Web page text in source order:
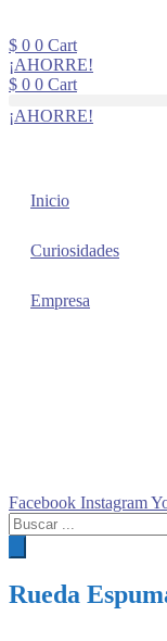
$ 0 0 Cart
¡AHORRE!
$ 0 0 Cart
¡AHORRE!
Inicio
Curiosidades
Empresa
Facebook Instagram
Búsqueda
de
productos
Rueda